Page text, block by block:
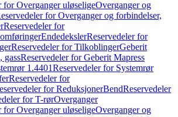
for Overganger uløseligeOverganger og
for Overganger og forbindelser,
Reservedeler for
EndedekslerReservedeler for
Reservedeler for TilkoblingerGeberit
gassReservedeler for Geberit Mapress
1.4401Reservedeler for Systemrør
Reservedeler for
for ReduksjonerBendReservedeler
for T-rørOverganger
for Overganger uløseligeOverganger og